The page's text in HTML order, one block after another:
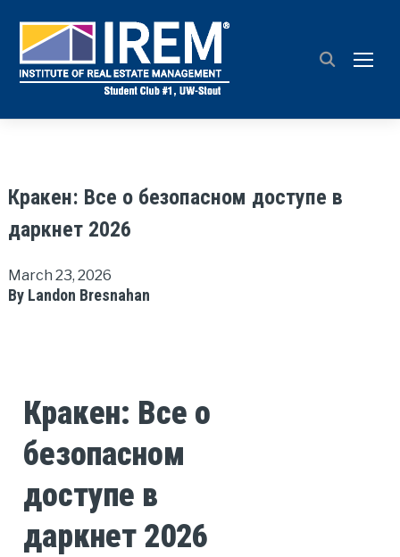
Кракен: Все о безопасном доступе в
даркнет 2026
March 23, 2026
By Landon Bresnahan
Кракен: Все о
безопасном
доступе в
даркнет 2026